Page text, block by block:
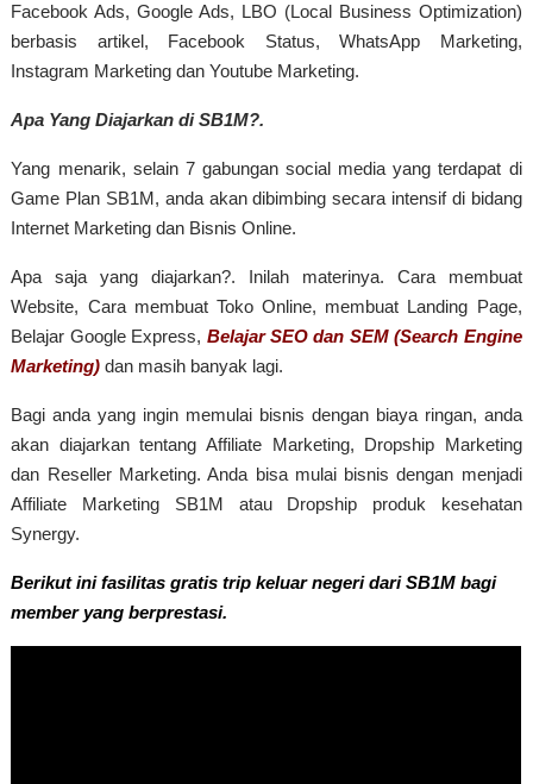
Facebook Ads, Google Ads, LBO (Local Business Optimization)
berbasis artikel, Facebook Status, WhatsApp Marketing,
Instagram Marketing dan Youtube Marketing.
Apa Yang Diajarkan di SB1M?.
Yang menarik, selain 7 gabungan social media yang terdapat di
Game Plan SB1M, anda akan dibimbing secara intensif di bidang
Internet Marketing dan Bisnis Online.
Apa saja yang diajarkan?. Inilah materinya. Cara membuat
Website, Cara membuat Toko Online, membuat Landing Page,
Belajar Google Express, Belajar SEO dan SEM (Search Engine
Marketing) dan masih banyak lagi.
Bagi anda yang ingin memulai bisnis dengan biaya ringan, anda
akan diajarkan tentang Affiliate Marketing, Dropship Marketing
dan Reseller Marketing. Anda bisa mulai bisnis dengan menjadi
Affiliate Marketing SB1M atau Dropship produk kesehatan
Synergy.
Berikut ini fasilitas gratis trip keluar negeri dari SB1M bagi
member yang berprestasi.